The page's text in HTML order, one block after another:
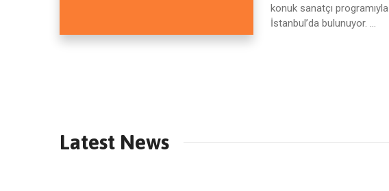
konuk sanatçı programıyla
İstanbul’da bulunuyor. ...
Latest News